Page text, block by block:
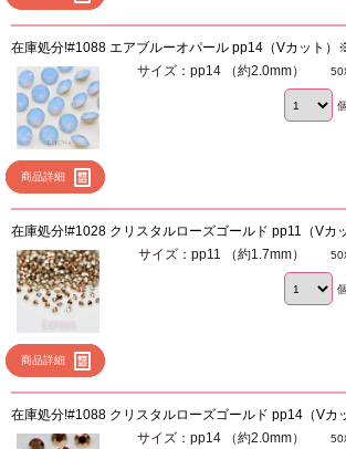
在庫処分!#1088 エアブルーオパール pp14（Vカット
商品詳細
サイズ：pp14 （約2.0mm） 50
個
在庫処分!#1028 クリスタルローズゴールド pp11（Vカ
商品詳細
サイズ：pp11 （約1.7mm） 50
個
在庫処分!#1088 クリスタルローズゴールド pp14（V
サイズ：pp14 （約2.0mm） 50